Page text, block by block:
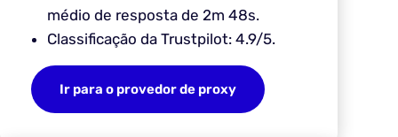
médio de resposta de 2m 48s.
Classificação da Trustpilot: 4.9/5.
Ir para o provedor de proxy